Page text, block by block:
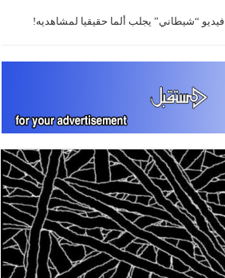
فيديو “شيطاني” يجلب ألما حقيقيا لمشاهديه!